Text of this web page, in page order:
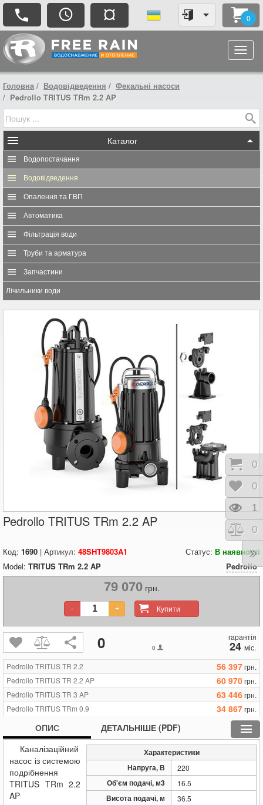
¤ 0
Головна Водовідведення
Фекальні насоси
Pedrollo TRITUS TRm 2.2 AP
Каталог
Водопостачання
Водовідведення
Опалення та ГВП
Автоматика
Фільтрація води
Труби та арматура
Запчастини
Лічильники води
Pedrollo TRITUS TRm 2.2 AP
Код: 1690 | Артикул: 48SHT9803A1 Статус: В наявності
Model: TRITUS TRm 2.2 AP Pedrollo
79 070грн.
Купити
- +
0 0
гарантія
24 міс.
Pedrollo TRITUS TR 2.2
56 397грн.
Pedrollo TRITUS TR 2.2 AP
60 970грн.
Pedrollo TRITUS TR 3 AP
63 446грн.
Pedrollo TRITUS TRm 0.9
34 867грн.
34 105грн.
Pedrollo TRITUS TRm 1.1
36 582грн.
Pedrollo TRITUS TRm 1.3
Pedrollo TRITUS TRm 1.5
Pedrollo TRITUS TRm 2.2 AP
79 070
ОПИС ДЕТАЛЬНІШЕ (PDF)
Характеристики
Напруга, В
220
Об'єм подачі, м3 16.5
Висота подачі, м 36.5
Каналізаційний
насос із системою
подрібнення
TRITUS TRm 2.2
AP
0
0
1
0